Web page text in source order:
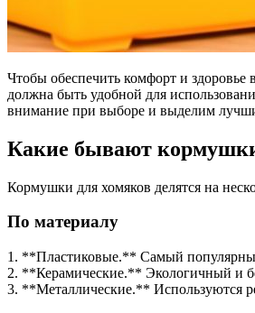
Чтобы обеспечить комфорт и здоровье вашему маленькому питомцу, важно правильно подобрать аксессуары для его содержания. Одним из ключевых элементов является кормушка. Она
должна быть удобной для
внимание при выборе и выделим
Какие бывают
Кормушки для хомяков делятся на
По материалу
1. **Пластиковые.** Самый популярный
2. **Керамические.** Экологичный и
3. **Металлические.** Используются